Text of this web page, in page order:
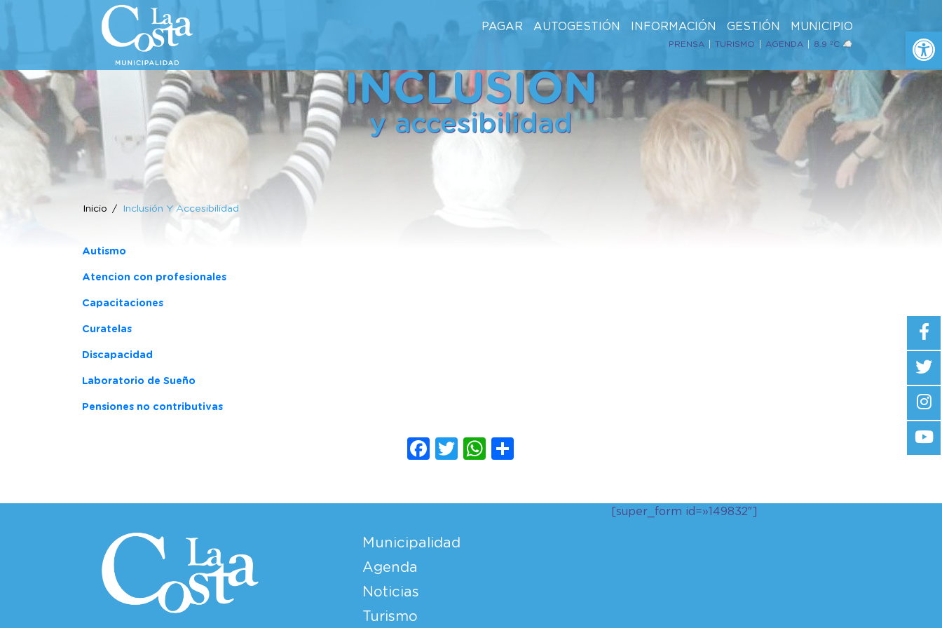
PAGAR AUTOGESTIÓN INFORMACIÓN GESTIÓN MUNICIPIO
PRENSA TURISMO AGENDA 8.9 ºC
INCLUSIÓN
y accesibilidad
Inicio Inclusión Y Accesibilidad
Autismo
Atencion con profesionales
Capacitaciones
Curatelas
Discapacidad
Laboratorio de Sueño
Pensiones no contributivas
Facebook
TwitterWhatsApp
Municipalidad
Agenda
Noticias
Turismo
[super_form id=»149832″]